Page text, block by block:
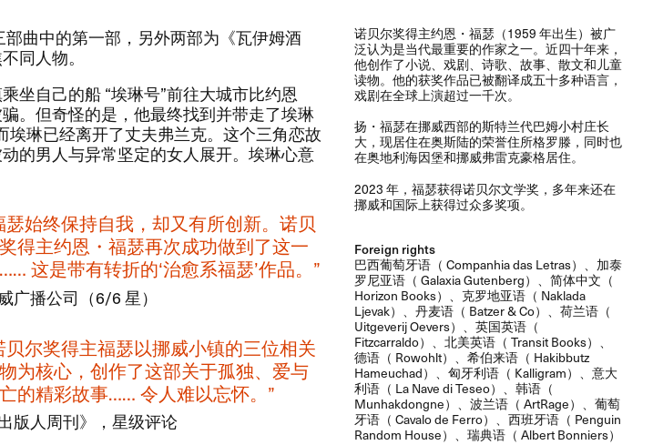
部曲中的第一部，​另外两部为​《瓦伊姆酒
同人物。​​
坐自己的船 ​“埃琳号”前往大城市比约恩
。​但奇怪的是，​他最终找到并带走了埃琳
琳已经离开了丈夫弗兰克。​这个三角恋故
的男人与异常坚定的女人展开。​埃琳心意
瑟始终保持自我，​却又有所创新。​诺贝
得主约恩・福瑟再次成功做到了这一
这是带有转折的‘治愈系福瑟’作品。​”​
广播公司​（​6/6 ​星）
贝尔奖得主福瑟以挪威小镇的三位相关
为核心，​创作了这部关于孤独、​爱与
的精彩故事…… ​令人难以忘怀。​”​
出版人周刊》​，​星级评论
​诺贝尔奖得主约恩・福瑟​（​1959 ​年出生）​被广
泛认为是当代最重要的作家之一。​近四十年来，​
他创作了小说、​戏剧、​诗歌、​故事、​散文和儿童
读物。​他的获奖作品已被翻译成五十多种语言，​
戏剧在全球上演超过一千次。​​
​扬・福瑟在挪威西部的斯特兰代巴姆小村庄长
大，​现居住在奥斯陆的荣誉住所格罗滕，​同时也
在奥地利海因堡和挪威弗雷克豪格居住。​​
2023 ​年，​福瑟获得诺贝尔文学奖，​多年来还在
挪威和国际上获得过众多奖项。​​
Foreign rights
巴西葡萄牙语（ Companhia das Letras）、加泰
罗尼亚语（ Galaxia Gutenberg）、简体中文（
Horizon Books）、克罗地亚语（ Naklada
Ljevak）、丹麦语（ Batzer & Co）、荷兰语（
Uitgeverij Oevers）、英国英语（
Fitzcarraldo）、北美英语（ Transit Books）、
德语（ Rowohlt）、希伯来语（ Hakibbutz
Hameuchad）、匈牙利语（ Kalligram）、意大
利语（ La Nave di Teseo）、韩语（
Munhakdongne）、波兰语（ ArtRage）、葡萄
牙语（ Cavalo de Ferro）、西班牙语（ Penguin
Random House）、瑞典语（ Albert Bonniers）